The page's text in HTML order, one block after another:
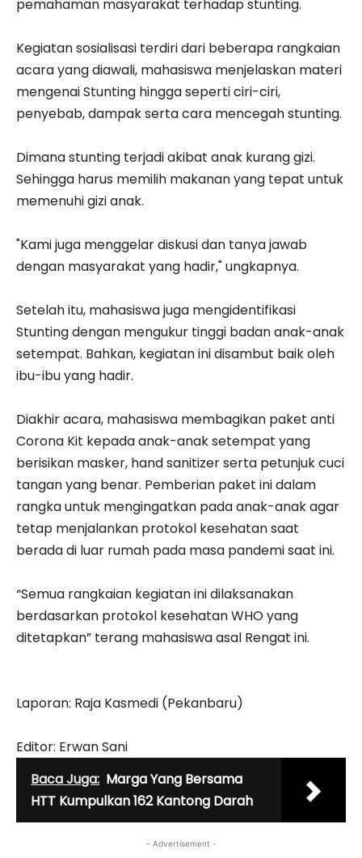
pemahaman masyarakat terhadap stunting.
Kegiatan sosialisasi terdiri dari beberapa rangkaian
acara yang diawali, mahasiswa menjelaskan materi
mengenai Stunting hingga seperti ciri-ciri,
penyebab, dampak serta cara mencegah stunting.
Dimana stunting terjadi akibat anak kurang gizi.
Sehingga harus memilih makanan yang tepat untuk
memenuhi gizi anak.
"Kami juga menggelar diskusi dan tanya jawab
dengan masyarakat yang hadir," ungkapnya.
Setelah itu, mahasiswa juga mengidentifikasi
Stunting dengan mengukur tinggi badan anak-anak
setempat. Bahkan, kegiatan ini disambut baik oleh
ibu-ibu yang hadir.
Diakhir acara, mahasiswa membagikan paket anti
Corona Kit kepada anak-anak setempat yang
berisikan masker, hand sanitizer serta petunjuk cuci
tangan yang benar. Pemberian paket ini dalam
rangka untuk mengingatkan pada anak-anak agar
tetap menjalankan protokol kesehatan saat
berada di luar rumah pada masa pandemi saat ini.
“Semua rangkaian kegiatan ini dilaksanakan
berdasarkan protokol kesehatan WHO yang
ditetapkan” terang mahasiswa asal Rengat ini.
Laporan: Raja Kasmedi (Pekanbaru)
Editor: Erwan Sani
Baca Juga: Marga Yang Bersama
HTT Kumpulkan 162 Kantong Darah
- Advertisement -